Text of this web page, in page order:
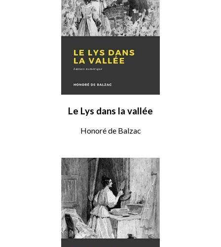
Le Lys dans la vallée
Honoré de Balzac